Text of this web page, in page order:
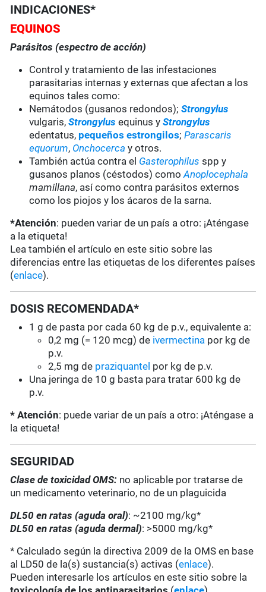
INDICACIONES*
EQUINOS
Parásitos (espectro de acción)
Control y tratamiento de las infestaciones
parasitarias internas y externas que afectan a los
equinos tales como:
Nemátodos (gusanos redondos);Strongylus
vulgaris,Strongylus equinus yStrongylus
edentatus, pequeños estrongilos;Parascaris
equorum, Onchocerca y otros.
También actúa contra el Gasterophilus spp y
gusanos planos (céstodos) comoAnoplocephala
mamillana, así como contra parásitos externos
como los piojos y los ácaros de la sarna.
*Atención: pueden variar de un país a otro: ¡Aténgase
a la etiqueta!
Lea también el artículo en este sitio sobre las
diferencias entre las etiquetas de los diferentes países
(enlace).
DOSIS RECOMENDADA*
1 g de pasta por cada 60 kg de p.v., equivalente a:
0,2 mg (= 120 mcg) de ivermectina por kg de
p.v.
2,5 mg de praziquantel por kg de p.v.
Una jeringa de 10 g basta para tratar 600 kg de
p.v.
* Atención: puede variar de un país a otro: ¡Aténgase a
la etiqueta!
SEGURIDAD
Clase de toxicidad OMS: no aplicable por tratarse de
un medicamento veterinario, no de un plaguicida
DL50 en ratas (aguda oral): ~2100 mg/kg*
DL50 en ratas (aguda dermal): >5000 mg/kg*
* Calculado según la directiva 2009 de la OMS en base
al LD50 de la(s) sustancia(s) activas (enlace).
Pueden interesarle los artículos en este sitio sobre la